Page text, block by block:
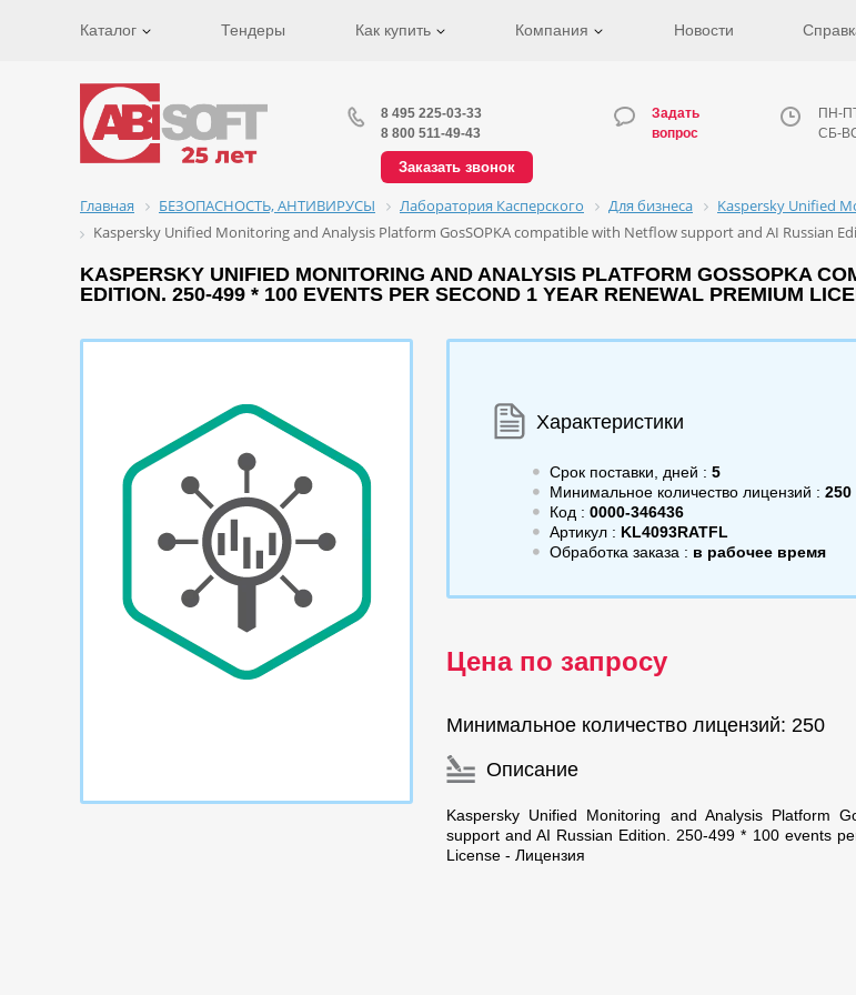
Каталог Тендеры Как купить Компания Новости
8 495 225-03-33
8 800 511-49-43
Заказать звонок
Задать
вопрос
ПН-
СБ-
Главная БЕЗОПАСНОСТЬ, АНТИВИРУСЫ Лаборатория Касперского Для бизнеса
Kaspersky Unified
Kaspersky Unified Monitoring and Analysis Platform GosSOPKA compatible with Netflow support and AI Russian
KASPERSKY UNIFIED MONITORING AND ANALYSIS PLATFORM GOSSOPKA
EDITION. 250-499 * 100 EVENTS PER SECOND 1 YEAR RENEWAL PREMIUM
Характеристики
Срок поставки, дней : 5
Минимальное количество лицензий : 250
Код : 0000-346436
Артикул : KL4093RATFL
Обработка заказа : в рабочее время
Цена по запросу
Минимальное количество лицензий: 250
Описание
Kaspersky Unified Monitoring and Analysis Platform
support and AI Russian Edition. 250-499 * 100 events
License - Лицензия